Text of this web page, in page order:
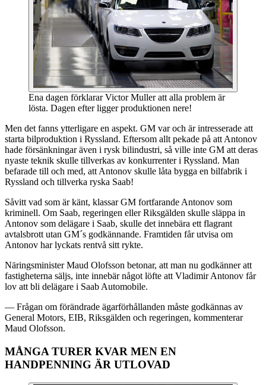
Ena dagen förklarar Victor Muller att alla problem är
lösta. Dagen efter ligger produktionen nere!
Men det fanns ytterligare en aspekt. GM var och är intresserade att
starta bilproduktion i Ryssland. Eftersom allt pekade på att Antonov
hade försänkningar även i rysk bilindustri, så ville inte GM att deras
nyaste teknik skulle tillverkas av konkurrenter i Ryssland. Man
befarade till och med, att Antonov skulle låta bygga en bilfabrik i
Ryssland och tillverka ryska Saab!
Såvitt vad som är känt, klassar GM fortfarande Antonov som
kriminell. Om Saab, regeringen eller Riksgälden skulle släppa in
Antonov som delägare i Saab, skulle det innebära ett flagrant
avtalsbrott utan GM´s godkännande. Framtiden får utvisa om
Antonov har lyckats rentvå sitt rykte.
Näringsminister Maud Olofsson betonar, att man nu godkänner att
fastigheterna säljs, inte innebär något löfte att Vladimir Antonov får
lov att bli delägare i Saab Automobile.
— Frågan om förändrade ägarförhållanden måste godkännas av
General Motors, EIB, Riksgälden och regeringen, kommenterar
Maud Olofsson.
MÅNGA TURER KVAR MEN EN
HANDPENNING ÄR UTLOVAD